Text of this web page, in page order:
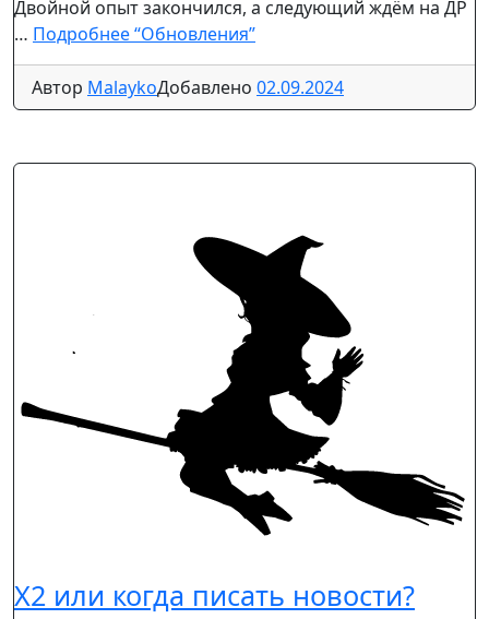
Двойной опыт закончился, а следующий ждём на ДР
… Подробнее“Обновления”
Автор MalaykoДобавлено 02.09.2024
X2 или когда писать новости?